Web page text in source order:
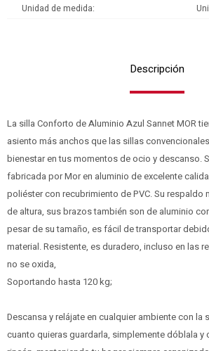
Unidad de medida
Descripción
La silla Conforto de Aluminio Azul Sannet MOR
asiento más anchos que las sillas
bienestar en tus momentos de ocio y descanso.
fabricada por Mor en aluminio de excelente
poliéster con recubrimiento de PVC. Su respaldo
de altura, sus brazos también son de aluminio
pesar de su tamaño, es fácil de transportar
material. Resistente, es duradero, incluso en las
no se oxida,
Soportando hasta 120 kg;
Descansa y relájate en cualquier ambiente con la
cuanto quieras guardarla, simplemente dóblala y